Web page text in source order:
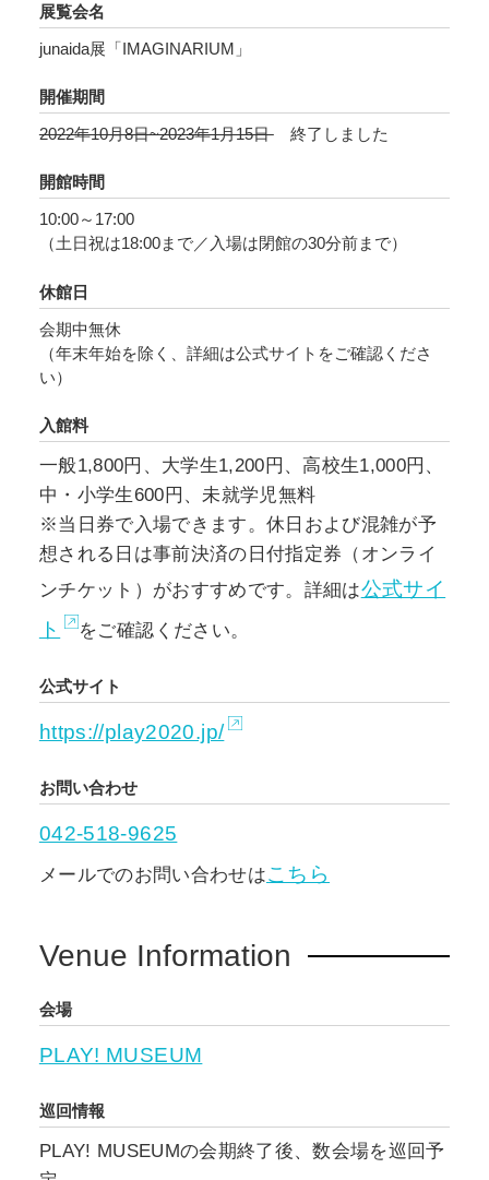
ちにも出会いながら、空想世界の全貌をお楽し
みください。
展覧会図録をはじめ、オリジナルのミュージア
ムグッズを多数販売します。広報物や図録のデ
ザインは『の』『怪物園』などのブックデザイ
ンを手掛けるコズフィッシュが担当します。
展覧会名
junaida展「IMAGINARIUM」
開催期間
2022年10月8日~2023年1月15日
終了しました
開館時間
10:00～17:00
（土日祝は18:00まで／入場は閉館の30分前まで）
休館日
会期中無休
（年末年始を除く、詳細は公式サイトをご確認くださ
い）
入館料
一般1,800円、大学生1,200円、高校生1,000円、
中・小学生600円、未就学児無料
※当日券で入場できます。休日および混雑が予
想される日は事前決済の日付指定券（オンライ
ンチケット）がおすすめです。詳細は公式サイ
ト
をご確認ください。
公式サイト
https://play2020.jp/
お問い合わせ
042-518-9625
メールでのお問い合わせはこちら
Venue Information
会場
PLAY! MUSEUM
巡回情報
PLAY! MUSEUMの会期終了後、数会場を巡回予